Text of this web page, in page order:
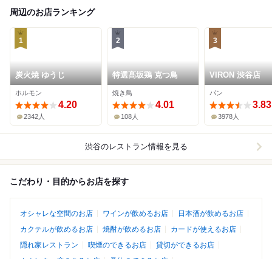
周辺のお店ランキング
1
炭火焼 ゆうじ
ホルモン
4.20
2342人
2
特選髙坂鶏 克つ鳥
焼き鳥
4.01
108人
3
VIRON 渋谷店
パン
3.83
3978人
渋谷のレストラン情報を見る
こだわり・目的からお店を探す
オシャレな空間のお店 ワインが飲めるお店
日本酒が飲めるお店
カクテルが飲めるお店
焼酎が飲めるお店
カードが使えるお店
隠れ家レストラン
喫煙のできるお店
貸切ができるお店